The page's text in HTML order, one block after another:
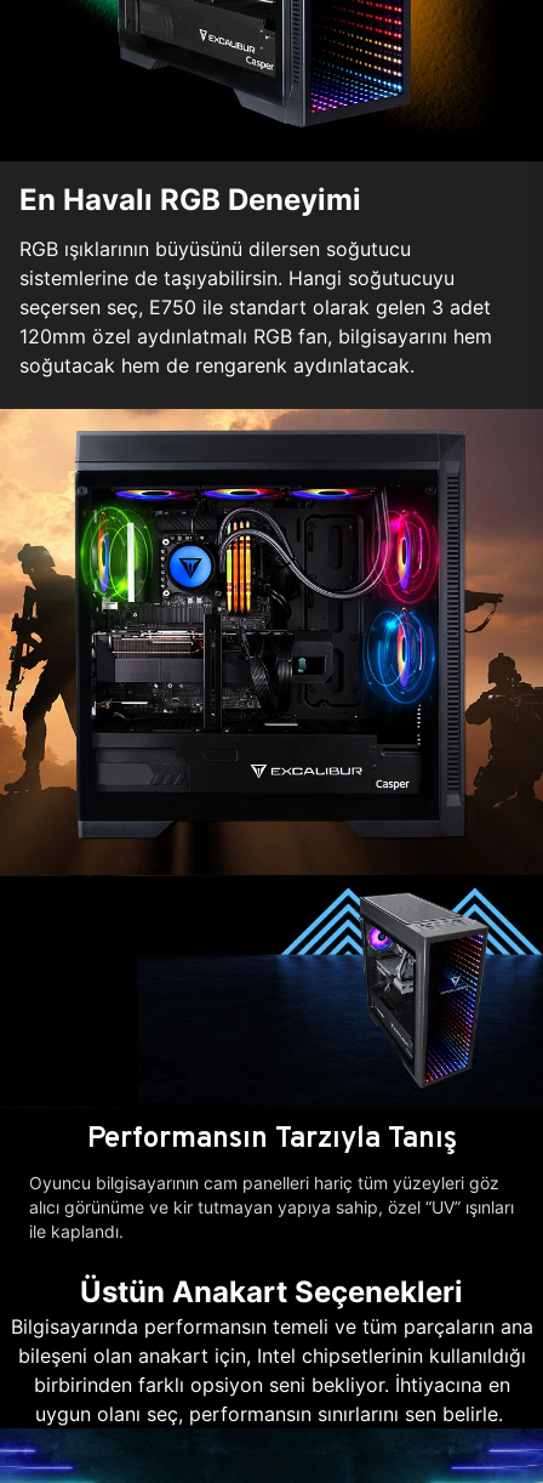
En Havalı RGB Deneyimi
RGB ışıklarının büyüsünü dilersen soğutucu
sistemlerine de taşıyabilirsin. Hangi soğutucuyu
seçersen seç, E750 ile standart olarak gelen 3 adet
120mm özel aydınlatmalı RGB fan, bilgisayarını hem
soğutacak hem de rengarenk aydınlatacak.
Performansın Tarzıyla Tanış
Oyuncu bilgisayarının cam panelleri hariç tüm yüzeyleri göz
alıcı görünüme ve kir tutmayan yapıya sahip, özel “UV” ışınları
ile kaplandı.
Üstün Anakart Seçenekleri
Bilgisayarında performansın temeli ve tüm parçaların ana
bileşeni olan anakart için, Intel chipsetlerinin kullanıldığı
birbirinden farklı opsiyon seni bekliyor. İhtiyacına en
uygun olanı seç, performansın sınırlarını sen belirle.